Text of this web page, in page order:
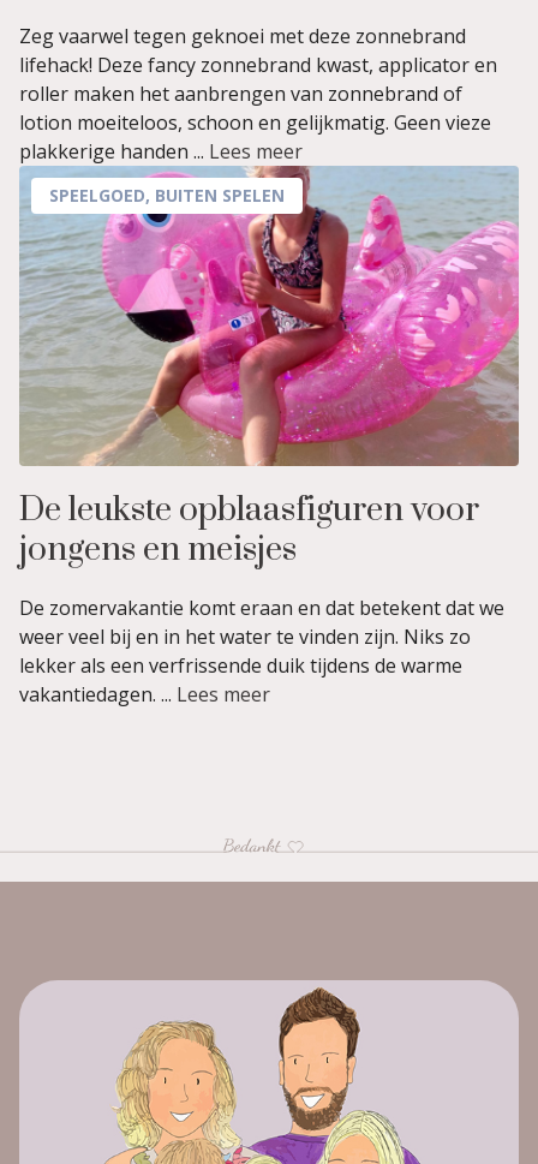
Zeg vaarwel tegen geknoei met deze zonnebrand
lifehack! Deze fancy zonnebrand kwast, applicator en
roller maken het aanbrengen van zonnebrand of
lotion moeiteloos, schoon en gelijkmatig. Geen vieze
plakkerige handen ... Lees meer
SPEELGOED, BUITEN SPELEN
De leukste opblaasfiguren voor
jongens en meisjes
De zomervakantie komt eraan en dat betekent dat we
weer veel bij en in het water te vinden zijn. Niks zo
lekker als een verfrissende duik tijdens de warme
vakantiedagen. ... Lees meer